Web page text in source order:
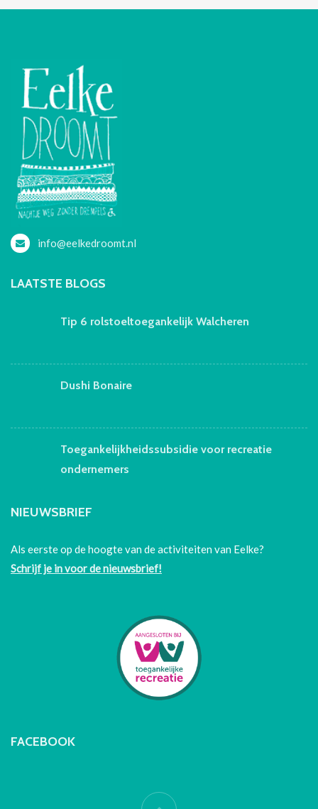
info@eelkedroomt.nl
LAATSTE BLOGS
Tip 6 rolstoeltoegankelijk Walcheren
Dushi Bonaire
Toegankelijkheidssubsidie voor recreatie
ondernemers
NIEUWSBRIEF
Als eerste op de hoogte van de activiteiten van Eelke?
Schrijf je in voor de nieuwsbrief!
FACEBOOK